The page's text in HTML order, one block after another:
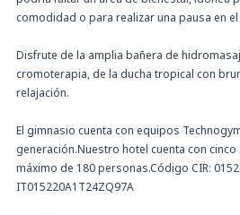
comodidad o para realizar una pausa en
Disfrute de la amplia bañera de
cromoterapia, de la ducha tropical con
relajación.
El gimnasio cuenta con equipos
generación.Nuestro hotel cuenta con
máximo de 180 personas.Código CIR:
IT015220A1T24ZQ97A